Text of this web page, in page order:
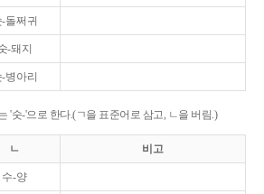
-돌쩌귀
-돼지
-병아리
'숫-'으로 한다.(ㄱ을 표준어로 삼고, ㄴ을 버림.)
ㄴ 비고
수-양